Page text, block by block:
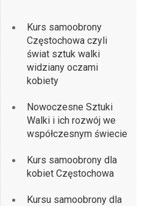
Kurs samoobrony
Częstochowa czyli
świat sztuk walki
widziany oczami
kobiety
Nowoczesne Sztuki
Walki i ich rozwój we
współczesnym świecie
Kurs samoobrony dla
kobiet Częstochowa
Kursu samoobrony dla